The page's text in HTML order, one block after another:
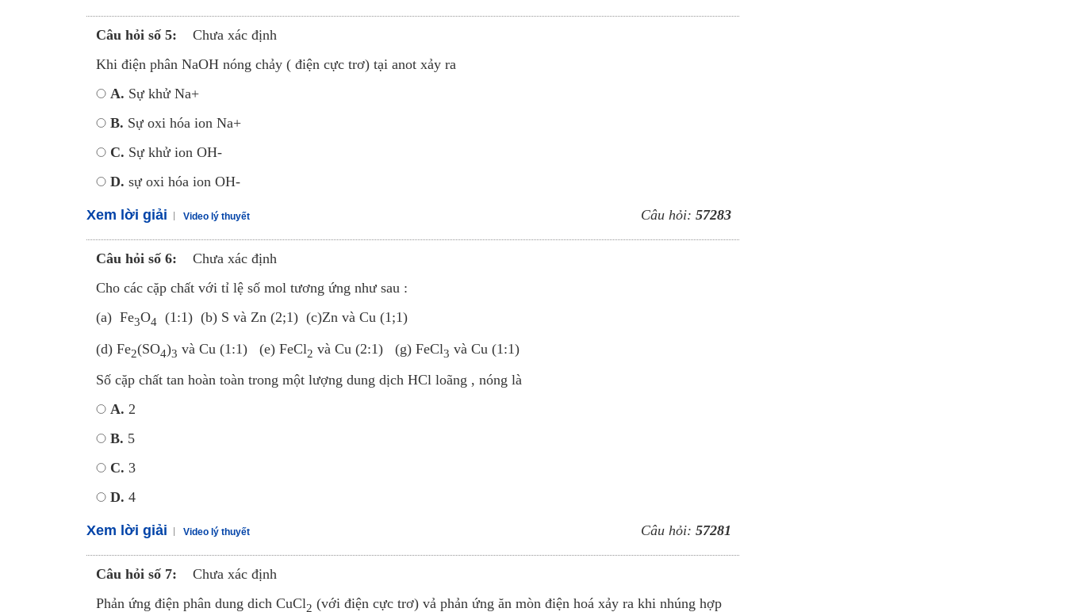
Câu hỏi số 5:
Chưa xác định
Khi điện phân NaOH nóng chảy ( điện cực trơ) tại anot xảy ra
A. Sự khử Na+
B. Sự oxi hóa ion Na+
C. Sự khử ion OH-
D. sự oxi hóa ion OH-
Xem lời giải Video lý thuyết Câu hỏi: 57283
Câu hỏi số 6:
Chưa xác định
Cho các cặp chất với tỉ lệ số mol tương ứng như sau :
(a) Fe3O4
(1:1) (b) S và Zn (2;1) (c)Zn và Cu (1;1)
(d) Fe2(SO4)3 và Cu (1:1) (e) FeCl2 và Cu (2:1) (g) FeCl3 và Cu (1:1)
Số cặp chất tan hoàn toàn trong một lượng dung dịch HCl loãng , nóng là
A. 2
B. 5
C. 3
D. 4
Xem lời giải Video lý thuyết Câu hỏi: 57281
Câu hỏi số 7:
Chưa xác định
Phản ứng điện phân dung dich CuCl2 (với điện cực trơ) vả phản ứng ăn mòn điện hoá xảy ra khi nhúng hợp